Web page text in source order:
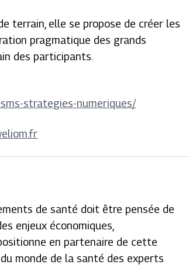
terrain, elle se propose de créer les
pragmatique des grands
des participants.
strategies-numeriques/
de santé doit être pensée de
enjeux économiques,
en partenaire de cette
monde de la santé des experts